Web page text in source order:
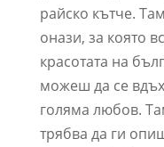
райско кътче.
онази, за която
красотата на
можеш да се
голяма любов.
трябва да ги